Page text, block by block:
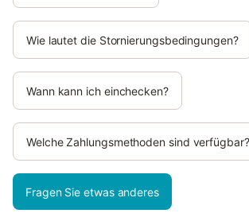
Energiekosten: inklusive
Handtücher: inklusive
Wie lautet die Stornierungsbedingungen?
Wann kann ich einchecken?
Welche Zahlungsmethoden sind verfügbar?
Fragen Sie etwas anderes